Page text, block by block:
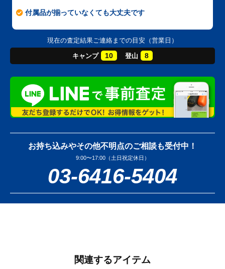
付属品が揃っていなくても大丈夫です
現在の査定結果ご連絡までの目安（営業日）
キャンプ 10 登山 8
お持ち込みやその他不明点のご相談も受付中！
9:00〜17:00（土日祝定休日）
03-6416-5404
関連するアイテム